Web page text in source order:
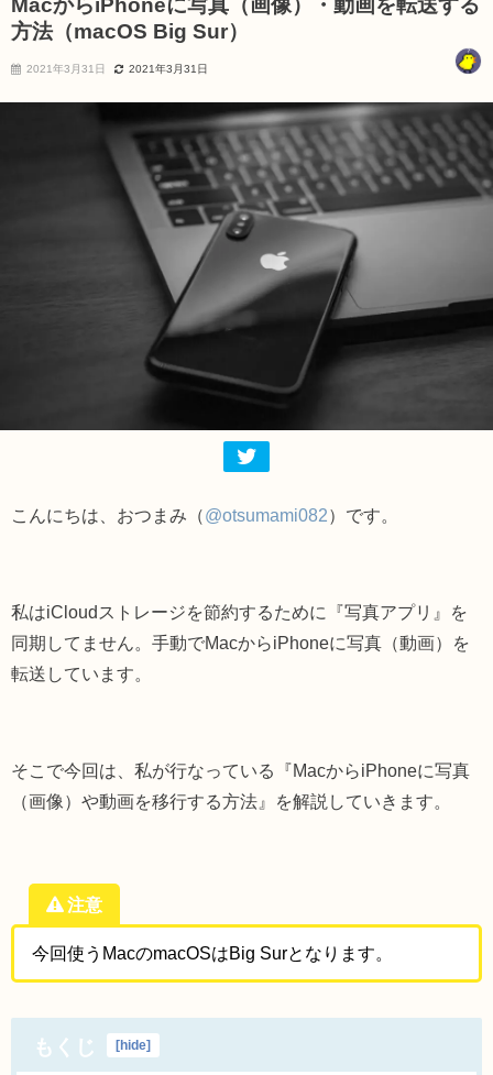
MacからiPhoneに写真（画像）・動画を転送する
方法（macOS Big Sur）
2021年3月31日 2021年3月31日
こんにちは、おつまみ（@otsumami082）です。
私はiCloudストレージを節約するために『写真アプリ』を
同期してません。手動でMacからiPhoneに写真（動画）を
転送しています。
そこで今回は、私が行なっている『MacからiPhoneに写真
（画像）や動画を移行する方法』を解説していきます。
注意
今回使うMacのmacOSはBig Surとなります。
もくじ [hide]